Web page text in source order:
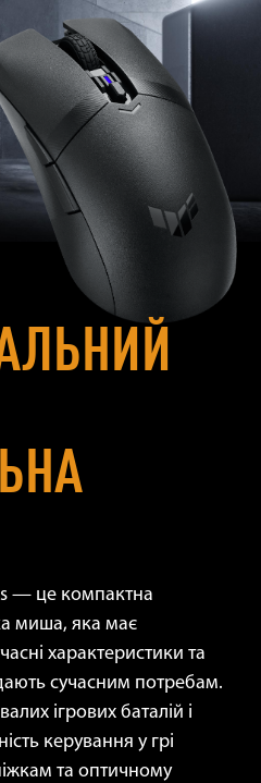
— це компактна
миша, яка має
характеристики та
сучасним потребам.
ігрових баталій і
керування у грі
та оптичному